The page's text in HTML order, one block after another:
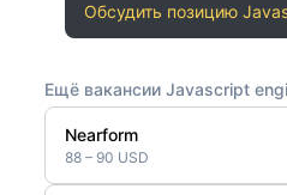
Обсудить позицию
Ещё вакансии Javascript
Nearform
88 – 90 USD